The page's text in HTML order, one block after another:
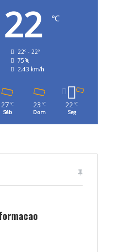
22 ℃
22º - 22º
75%
2.43 km/h
27℃
Sáb
23 ℃
Dom
22℃
Seg